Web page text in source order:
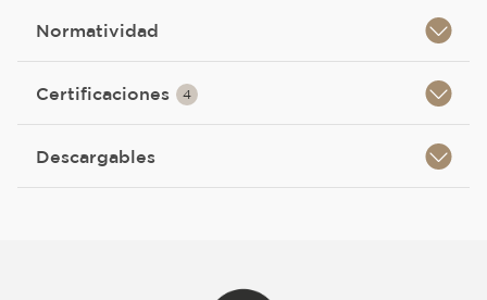
Normatividad
Certificaciones 4
Descargables